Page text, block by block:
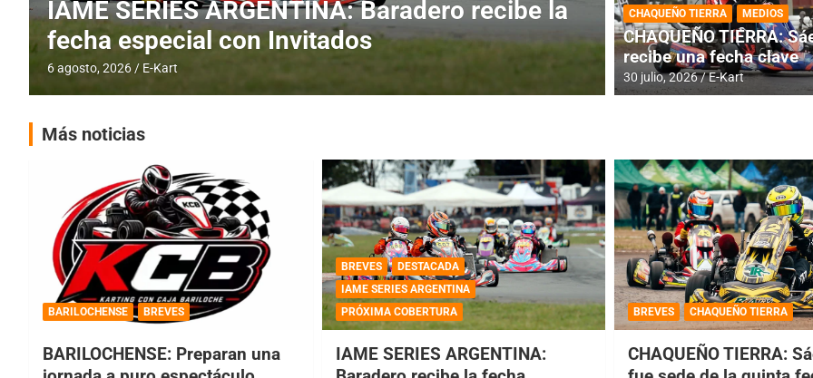
IAME SERIES ARGENTINA: Horarios para la
fecha con Invitados
4 agosto, 2026 E-Kart
RMC BUENOS
histórica en
4 agosto, 2026 E-Kart
CHAQUEÑO TIERRA MEDIOS
CHAQUEÑO TIERRA:
recibe una fecha clave
30 julio, 2026 E-Kart
Más noticias
BARILOCHENSE BREVES
BARILOCHENSE: Preparan una
BREVES
DESTACADA
IAME SERIES ARGENTINA
PRÓXIMA COBERTURA
IAME SERIES ARGENTINA:
BREVES CHAQUEÑO TIERRA
CHAQUEÑO TIERRA: